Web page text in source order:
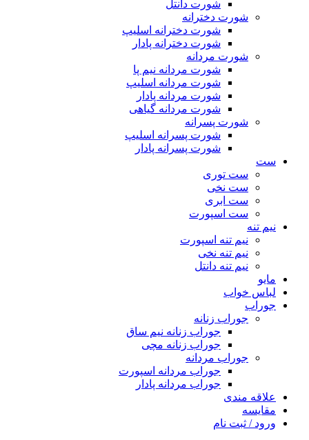
شورت دانتل
شورت دخترانه
شورت دخترانه اسلیپ
شورت دخترانه پادار
شورت مردانه
شورت مردانه نیم پا
شورت مردانه اسلیپ
شورت مردانه پادار
شورت مردانه گیاهی
شورت پسرانه
شورت پسرانه اسلیپ
شورت پسرانه پادار
ست
ست توری
ست نخی
ست ابری
ست اسپورت
نیم تنه
نیم تنه اسپورت
نیم تنه نخی
نیم تنه دانتل
مایو
لباس خواب
جوراب
جوراب زنانه
جوراب زنانه نیم ساق
جوراب زنانه مچی
جوراب مردانه
جوراب مردانه اسپورت
جوراب مردانه پادار
علاقه مندی
مقایسه
ورود / ثبت نام